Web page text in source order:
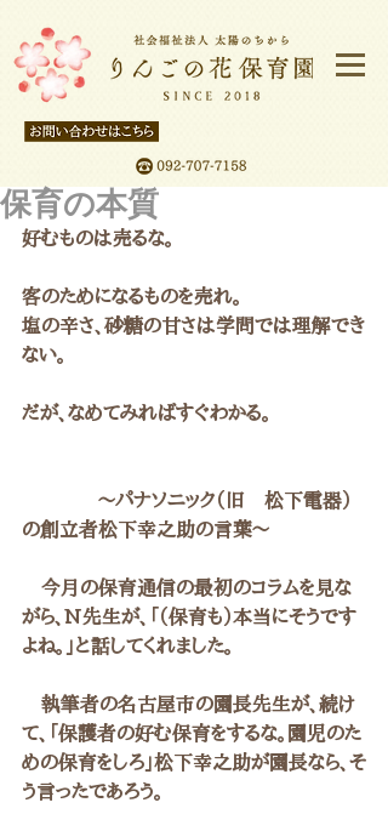
保育の本質
好むものは売るな。
客のためになるものを売れ。
塩の辛さ、砂糖の甘さは学問では理解でき
ない。
だが、なめてみればすぐわかる。
の創立者松下幸之助の言葉～
今月の保育通信の最初のコラムを見な
がら、N先生が、「（保育も）本当にそうです
よね。」と話してくれました。
執筆者の名古屋市の園長先生が、続け
て、「保護者の好む保育をするな。園児のた
めの保育をしろ」松下幸之助が園長なら、そ
う言ったであろう。